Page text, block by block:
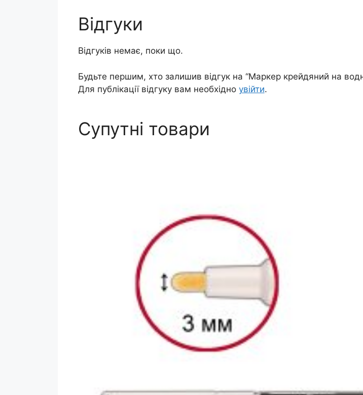
Відгуки
Відгуків немає, поки що.
Будьте першим, хто залишив відгук на “Маркер крейдяний на
Для публікації відгуку вам необхідно увійти.
Супутні товари